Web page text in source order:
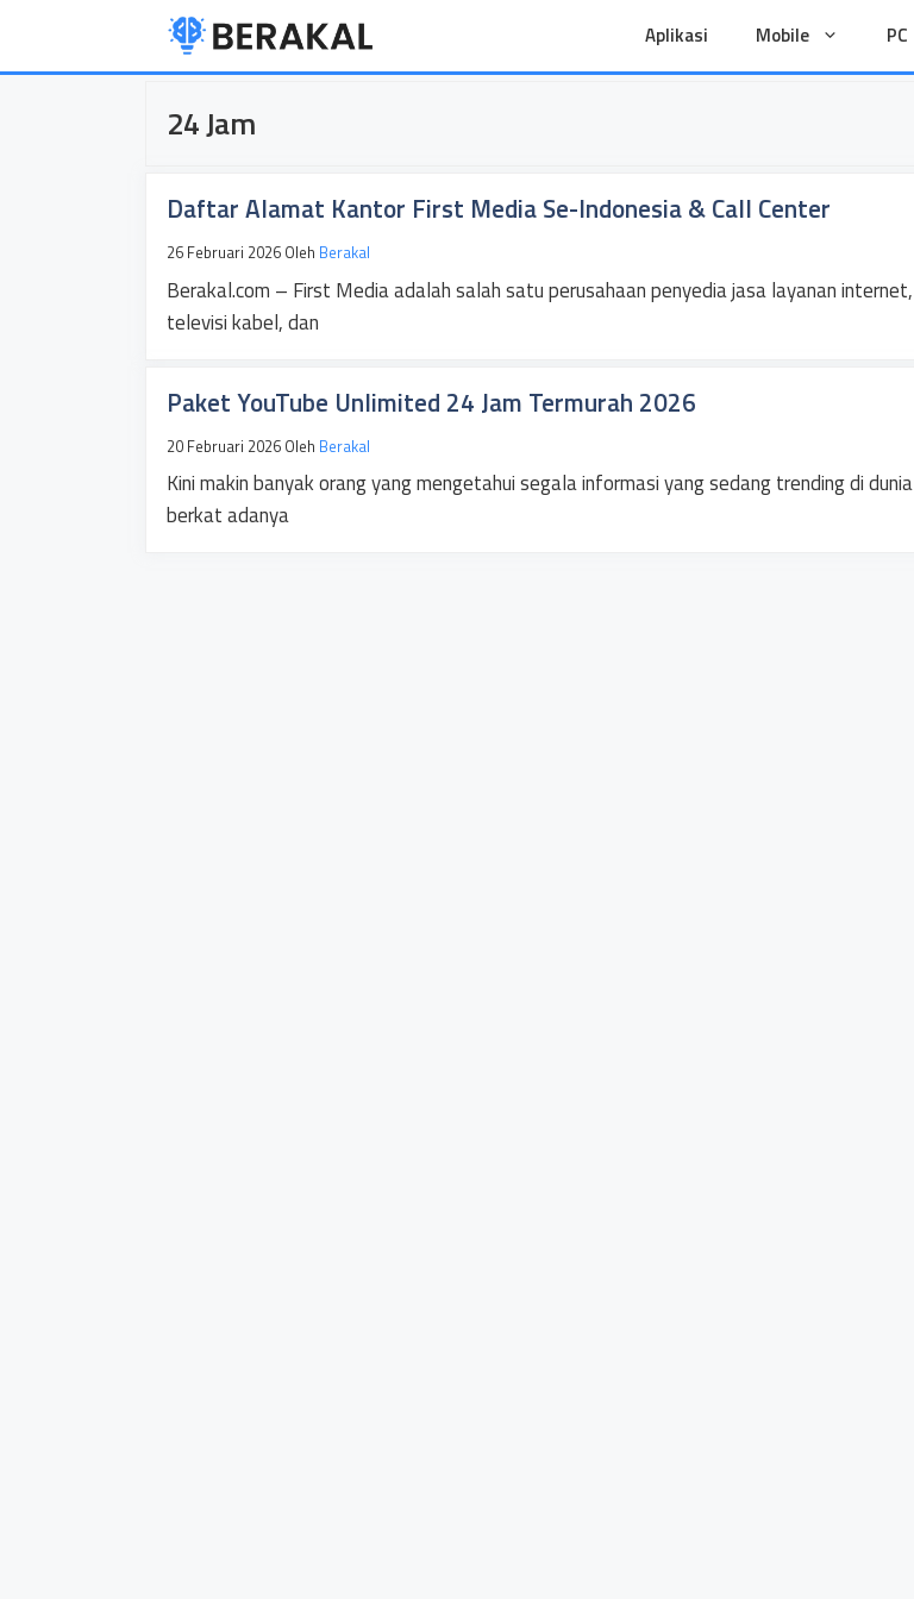
isi
Aplikasi Mobile PC
24 Jam
Daftar Alamat Kantor First Media Se-Indonesia & Call Center
26 Februari 2026 Oleh Berakal
Berakal.com – First Media adalah salah satu perusahaan penyedia jasa layanan internet,
televisi kabel, dan
Paket YouTube Unlimited 24 Jam Termurah 2026
20 Februari 2026 Oleh Berakal
Kini makin banyak orang yang mengetahui segala informasi yang sedang trending di dunia
berkat adanya